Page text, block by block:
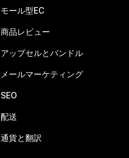
モール型EC
商品レビュー
アップセルとバンドル
メールマーケティング
SEO
配送
通貨と翻訳